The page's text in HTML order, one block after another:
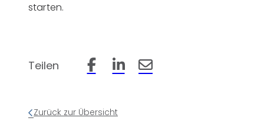
starten.
Teilen Beitrag auf Facebook teilen
Beitrag auf LinkedIn teilen
Beitrag per Email teilen
Zurück zur Übersicht